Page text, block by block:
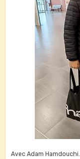
Avec Adam Hamdouchi.